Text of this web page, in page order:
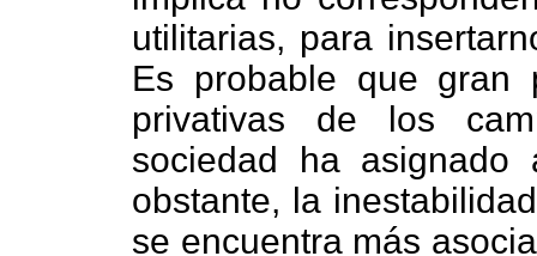
utilitarias, para
Es probable que gran
privativas de los
sociedad ha asignado
obstante, la
se encuentra más